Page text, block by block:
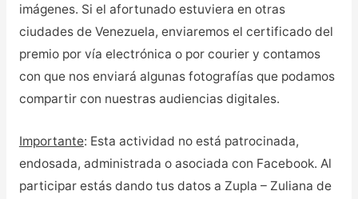
imágenes. Si el afortunado estuviera en otras
ciudades de Venezuela, enviaremos el certificado del
premio por vía electrónica o por courier y contamos
con que nos enviará algunas fotografías que podamos
compartir con nuestras audiencias digitales.
Importante: Esta actividad no está patrocinada,
endosada, administrada o asociada con Facebook. Al
participar estás dando tus datos a Zupla – Zuliana de